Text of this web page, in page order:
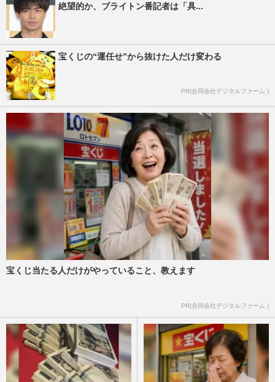
絶望的か、ブライトン番記者は「具...
宝くじの“運任せ”から抜けた人だけ変わる
PR(合同会社デジタルファーム )
宝くじ当たる人だけがやっていること、教えます
PR(合同会社デジタルファーム )